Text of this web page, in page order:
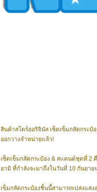
สินค้าสโตร์ออริจินัล เซ็ตเข็มกลัดกระป๋
ออกวางจำหน่ายแล้ว!
เซ็ตเข็มกลัดกระป๋อง & สแตนด์ชุดที่ 2
อามิ ที่กำลังจะมาถึงในวันที่ 10 กันยาย
เข็มกลัดกระป๋องชิ้นนี้สามารถเปล่งแส